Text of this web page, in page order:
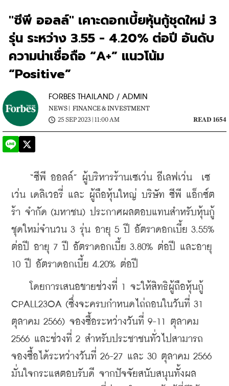
"ซีพี ออลล์" เคาะดอกเบี้ยหุ้นกู้ชุดใหม่ 3
รุ่น ระหว่าง 3.55 - 4.20% ต่อปี อันดับ
ความน่าเชื่อถือ “A+” แนวโน้ม
“Positive”
FORBES THAILAND / ADMIN
NEWS |
FINANCE & INVESTMENT
25 SEP 2023 | 11:00 AM
READ 1654
“ซีพี ออลล์” ผู้บริหารร้านเซเว่น อีเลฟเว่น  เซ
เว่น เดลิเวอรี่ และ ผู้ถือหุ้นใหญ่ บริษัท ซีพี แอ็กซ์ต
ร้า จำกัด (มหาชน) ประกาศผลตอบแทนสำหรับหุ้นกู้
ชุดใหม่จำนวน 3 รุ่น อายุ 5 ปี อัตราดอกเบี้ย 3.55%
ต่อปี อายุ 7 ปี อัตราดอกเบี้ย 3.80% ต่อปี และอายุ
10 ปี อัตราดอกเบี้ย 4.20% ต่อปี
โดยการเสนอขายช่วงที่ 1 จะให้สิทธิผู้ถือหุ้นกู้
CPALL23OA (ซึ่งจะครบกำหนดไถ่ถอนในวันที่ 31
ตุลาคม 2566) จองซื้อระหว่างวันที่ 9-11 ตุลาคม
2566 และช่วงที่ 2 สำหรับประชาชนทั่วไปสามารถ
จองซื้อได้ระหว่างวันที่ 26-27 และ 30 ตุลาคม 2566
มั่นใจกระแสตอบรับดี จากปัจจัยสนับสนุนทั้งผล